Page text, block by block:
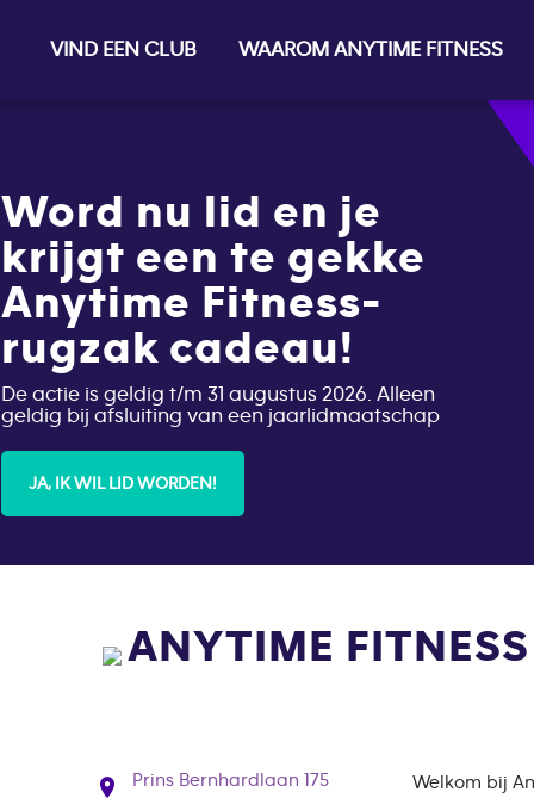
VIND EEN CLUB WAAROM ANYTIME FITNESS
Word nu lid en je
krijgt een te gekke
Anytime Fitness-
rugzak cadeau!
De actie is geldig t/m 31 augustus 2026. Alleen
geldig bij afsluiting van een jaarlidmaatschap
JA, IK WIL LID WORDEN!
ANYTIME
Prins Bernhardlaan 175
Welkom bij